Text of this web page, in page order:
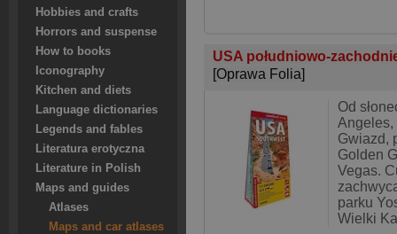
Hobbies and crafts
Horrors and suspense
How to books
Iconography
Kitchen and diets
Language dictionaries
Legends and fables
Literatura erotyczna
Literature in Polish
Maps and guides
Atlases
Maps and car atlases
USA południowo-
[Oprawa Folia]
Od
Angeles,
Gwiazd,
Golden
Vegas.
parku
Wielki